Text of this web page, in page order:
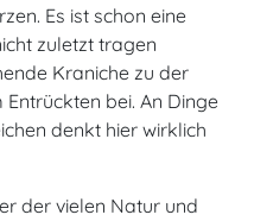
Es ist schon eine
zuletzt tragen
Kraniche zu der
bei. An Dinge
denkt hier wirklich
der vielen Natur und